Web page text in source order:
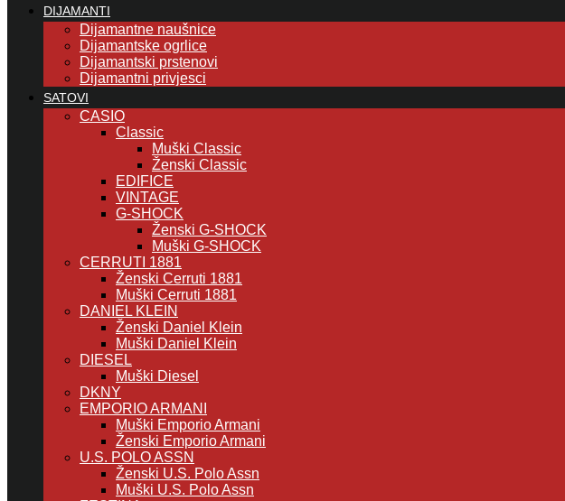
DIJAMANTI
Dijamantne naušnice
Dijamantske ogrlice
Dijamantski prstenovi
Dijamantni privjesci
SATOVI
CASIO
Classic
Muški Classic
Ženski Classic
EDIFICE
VINTAGE
G-SHOCK
Ženski G-SHOCK
Muški G-SHOCK
CERRUTI 1881
Ženski Cerruti 1881
Muški Cerruti 1881
DANIEL KLEIN
Ženski Daniel Klein
Muški Daniel Klein
DIESEL
Muški Diesel
DKNY
EMPORIO ARMANI
Muški Emporio Armani
Ženski Emporio Armani
U.S. POLO ASSN
Ženski U.S. Polo Assn
Muški U.S. Polo Assn